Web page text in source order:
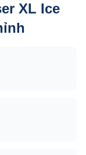
XL Ice